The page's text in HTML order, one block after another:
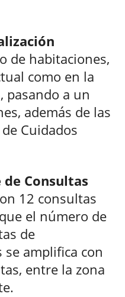
de habitaciones,
como en la
pasando a un
además de las
Cuidados
Consultas
12 consultas
el número de
de
se amplifica con
entre la zona